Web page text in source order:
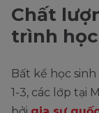
Chất
trình
Bất kể học
1-3, các lớp tại